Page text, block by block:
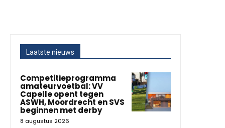
Laatste nieuws
Competitieprogramma
amateurvoetbal: VV
Capelle opent tegen
ASWH, Moordrecht en SVS
beginnen met derby
8 augustus 2026